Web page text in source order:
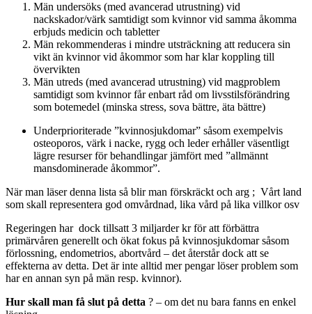
Män undersöks (med avancerad utrustning) vid
nackskador/värk samtidigt som kvinnor vid samma åkomma
erbjuds medicin och tabletter
Män rekommenderas i mindre utsträckning att reducera sin
vikt än kvinnor vid åkommor som har klar koppling till
övervikten
Män utreds (med avancerad utrustning) vid magproblem
samtidigt som kvinnor får enbart råd om livsstilsförändring
som botemedel (minska stress, sova bättre, äta bättre)
Underprioriterade ”kvinnosjukdomar” såsom exempelvis
osteoporos, värk i nacke, rygg och leder erhåller väsentligt
lägre resurser för behandlingar jämfört med ”allmännt
mansdominerade åkommor”.
När man läser denna lista så blir man förskräckt och arg ; Vårt land
som skall representera god omvårdnad, lika vård på lika villkor osv
Regeringen har dock tillsatt 3 miljarder kr för att förbättra
primärvåren generellt och ökat fokus på kvinnosjukdomar såsom
förlossning, endometrios, abortvård – det återstår dock att se
effekterna av detta. Det är inte alltid mer pengar löser problem som
har en annan syn på män resp. kvinnor).
Hur skall man få slut på detta ? – om det nu bara fanns en enkel